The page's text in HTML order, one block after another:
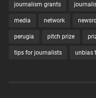
journalism grants
media network
perugia pitch prize
tips for journalists unbias